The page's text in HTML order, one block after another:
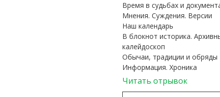
Время в судьбах и
Мнения. Суждения. Версии
Наш календарь
В блокнот историка.
калейдоскоп
Обычаи, традиции и обряды
Информация. Хроника
Читать отрывок